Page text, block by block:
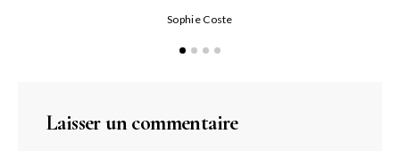
Sophie Coste
Laisser un commentaire